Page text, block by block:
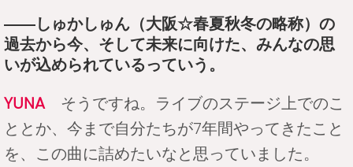
――しゅかしゅん（大阪☆春夏秋冬の略称）の
過去から今、そして未来に向けた、みんなの思
いが込められているっていう。
YUNAそうですね。ライブのステージ上でのこ
ととか、今まで自分たちが7年間やってきたこと
を、この曲に詰めたいなと思っていました。